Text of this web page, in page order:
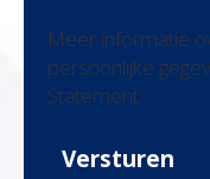
Meer informatie
persoonlijke
Statement.
Versturen